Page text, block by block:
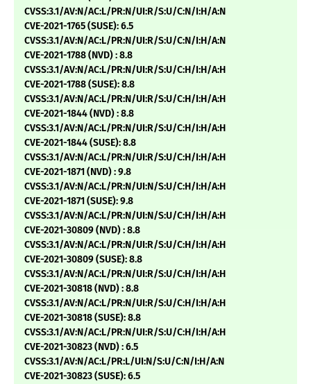
CVSS:3.1/AV:N/AC:L/PR:N/UI:R/S:U/C:N/I:H/A:N
CVE-2021-1765 (SUSE): 6.5
CVSS:3.1/AV:N/AC:L/PR:N/UI:R/S:U/C:N/I:H/A:N
CVE-2021-1788 (NVD) : 8.8
CVSS:3.1/AV:N/AC:L/PR:N/UI:R/S:U/C:H/I:H/A:H
CVE-2021-1788 (SUSE): 8.8
CVSS:3.1/AV:N/AC:L/PR:N/UI:R/S:U/C:H/I:H/A:H
CVE-2021-1844 (NVD) : 8.8
CVSS:3.1/AV:N/AC:L/PR:N/UI:R/S:U/C:H/I:H/A:H
CVE-2021-1844 (SUSE): 8.8
CVSS:3.1/AV:N/AC:L/PR:N/UI:R/S:U/C:H/I:H/A:H
CVE-2021-1871 (NVD) : 9.8
CVSS:3.1/AV:N/AC:L/PR:N/UI:N/S:U/C:H/I:H/A:H
CVE-2021-1871 (SUSE): 9.8
CVSS:3.1/AV:N/AC:L/PR:N/UI:N/S:U/C:H/I:H/A:H
CVE-2021-30809 (NVD) : 8.8
CVSS:3.1/AV:N/AC:L/PR:N/UI:R/S:U/C:H/I:H/A:H
CVE-2021-30809 (SUSE): 8.8
CVSS:3.1/AV:N/AC:L/PR:N/UI:R/S:U/C:H/I:H/A:H
CVE-2021-30818 (NVD) : 8.8
CVSS:3.1/AV:N/AC:L/PR:N/UI:R/S:U/C:H/I:H/A:H
CVE-2021-30818 (SUSE): 8.8
CVSS:3.1/AV:N/AC:L/PR:N/UI:R/S:U/C:H/I:H/A:H
CVE-2021-30823 (NVD) : 6.5
CVSS:3.1/AV:N/AC:L/PR:L/UI:N/S:U/C:N/I:H/A:N
CVE-2021-30823 (SUSE): 6.5